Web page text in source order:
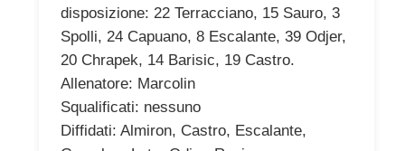
disposizione: 22 Terracciano, 15 Sauro, 3
Spolli, 24 Capuano, 8 Escalante, 39 Odjer,
20 Chrapek, 14 Barisic, 19 Castro.
Allenatore: Marcolin
Squalificati: nessuno
Diffidati: Almiron, Castro, Escalante,